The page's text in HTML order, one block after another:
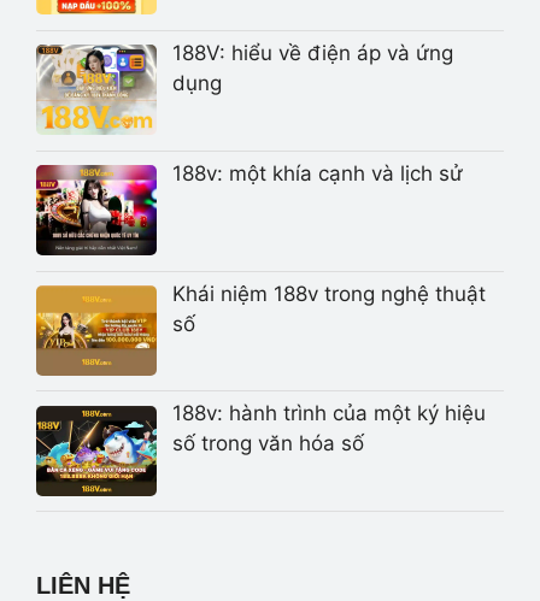
188V: hiểu về điện áp và ứng
dụng
188v: một khía cạnh và lịch sử
Khái niệm 188v trong nghệ thuật
số
188v: hành trình của một ký hiệu
số trong văn hóa số
LIÊN HỆ